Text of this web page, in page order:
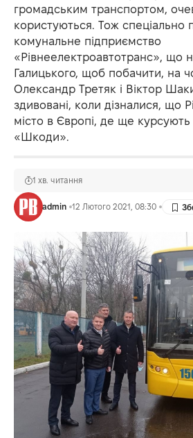
громадським транспортом,
користуються. Тож спеціально
комунальне підприємство
«Рівнеелектроавтотранс», що
Галицького, щоб побачити, на
Олександр Третяк і Віктор
здивовані, коли дізналися, що
місто в Європі, де ще курсують
«Шкоди».
admin 12 Лютого 2021, 08:30
1 хв. читання